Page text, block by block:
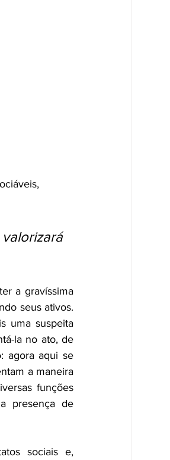
a gravíssima
seus ativos.
uma suspeita
la no ato, de
agora aqui se
a maneira
funções
presença de
sociais e,